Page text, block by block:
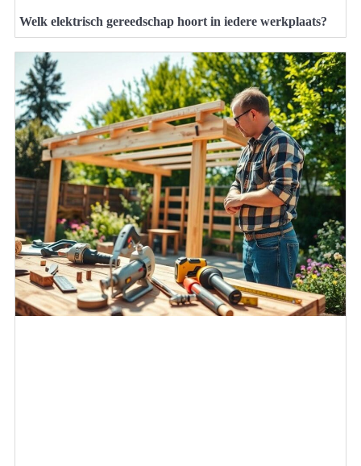
Welk elektrisch gereedschap hoort in iedere werkplaats?